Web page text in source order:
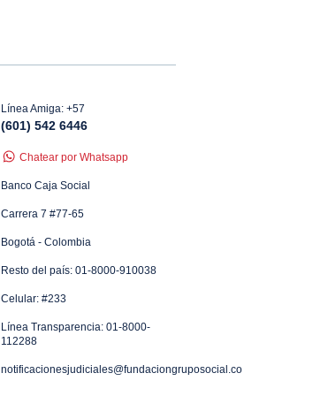
Línea Amiga: +57
(601) 542 6446
Chatear por Whatsapp
Banco Caja Social
Carrera 7 #77-65
Bogotá - Colombia
Resto del país: 01-8000-910038
Celular: #233
Línea Transparencia: 01-8000-
112288
notificacionesjudiciales@fundaciongruposocial.co